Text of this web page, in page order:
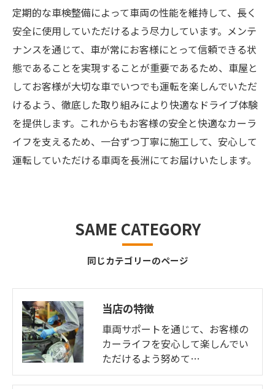
定期的な車検整備によって車両の性能を維持して、長く
安全に使用していただけるよう尽力しています。メンテ
ナンスを通じて、車が常にお客様にとって信頼できる状
態であることを実現することが重要であるため、車屋と
してお客様が大切な車でいつでも運転を楽しんでいただ
けるよう、徹底した取り組みにより快適なドライブ体験
を提供します。これからもお客様の安全と快適なカーラ
イフを支えるため、一台ずつ丁寧に施工して、安心して
運転していただける車両を長洲にてお届けいたします。
同じカテゴリーのページ
SAME CATEGORY
当店の特徴
車両サポートを通じて、お客様の
カーライフを安心して楽しんでい
ただけるよう努めて…